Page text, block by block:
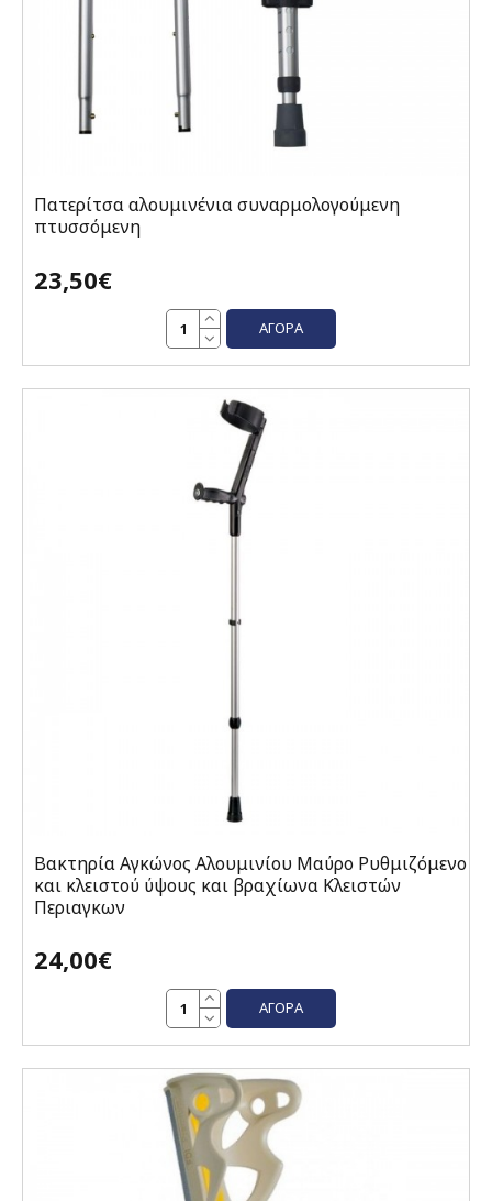
Πατερίτσα αλουμινένια συναρμολογούμενη
πτυσσόμενη
23,50€
ΑΓΟΡΆ
Βακτηρία Αγκώνος Αλουμινίου Μαύρο Ρυθμιζόμενο
και κλειστού ύψους και βραχίωνα Κλειστών
Περιαγκων
24,00€
ΑΓΟΡΆ